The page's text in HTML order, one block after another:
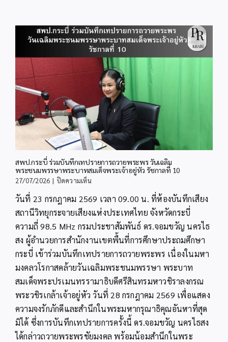
2
สพป.กระบี่ ร่วมบันทึกเทปรายการถวายพระพร วันเฉลิม
พระชนมพรรษาพระบาทสมเด็จพระเจ้าอยู่หัว รัชกาลที่ 10
27/07/2026 | ปิดความเห็นบน
ร่วม
บันทึก
เทป
รายการ
ถวาย
วัน
เฉลิม
พระชนมพรรษา
พระบาท
สมเด็จ
พระเจ้าอยู่หัว
ที่
10
วันที่ 23 กรกฎาคม 2569 เวลา 09.00 น. ที่ห้องบันทึกเสียง
สถานีวิทยุกระจายเสียงแห่งประเทศไทย จังหวัดกระบี่
ความถี่ 98.5 MHz กรมประชาสัมพันธ์ ดร.จอมขวัญ นครไธ
สง ผู้อำนวยการสำนักงานเขตพื้นที่การศึกษาประถมศึกษา
กระบี่ เข้าร่วมบันทึกเทปรายการถวายพระพร เนื่องในมหา
มงคลวโรกาสคล้ายวันเฉลิมพระชนมพรรษา พระบาท
สมเด็จพระปรเมนทรรามาธิบดีศรีสินทรมหาวชิราลงกรณ
พระวชิรเกล้าเจ้าอยู่หัว วันที่ 28 กรกฎาคม 2569 เพื่อแสดง
ความจงรักภักดีและสำนึกในพระมหากรุณาธิคุณอันหาที่สุด
มิได้ ซึ่งการบันทึกเทปรายการครั้งนี้ ดร.จอมขวัญ นครไธสง
ได้กล่าวถวายพระพรชัยมงคล พร้อมน้อมสำนึกในพระ